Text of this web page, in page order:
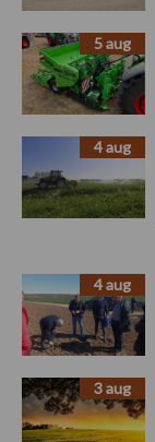
5 aug
4 aug
4 aug
3 aug